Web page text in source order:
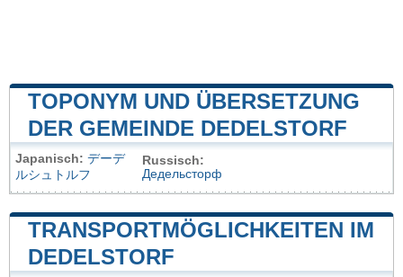
TOPONYM UND ÜBERSETZUNG
DER GEMEINDE DEDELSTORF
Japanisch: デーデ
ルシュトルフ
Russisch:
Дедельсторф
TRANSPORTMÖGLICHKEITEN IM
DEDELSTORF